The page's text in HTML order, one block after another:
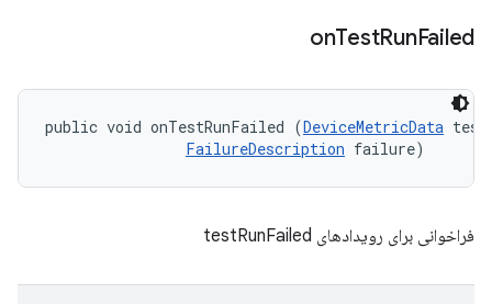
onTestRunFailed
public void onTestRunFailed (DeviceMetricData
FailureDescription failure)
فراخوانی برای رویدادهای testRunFailed